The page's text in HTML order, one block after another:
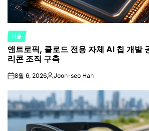
POSTED
IN
기술
앤트로픽, 클로드 전용 자체 AI 칩 개발
리콘 조직 구축
on8월 6, 2026Posted
Joon-seo Han